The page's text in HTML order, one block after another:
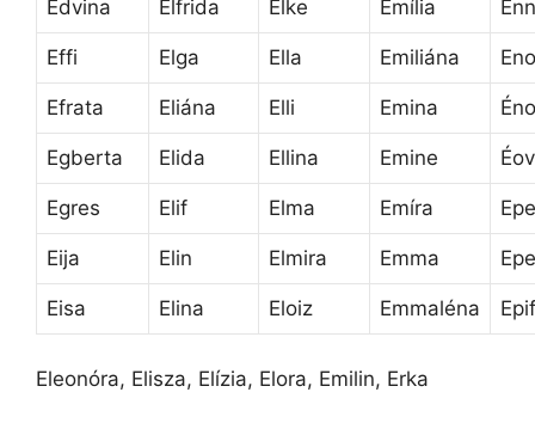
Edvina Elfrida Elke Emília
Effi Elga Ella Emiliána
Efrata Eliána Elli Emina
Egberta Elida Ellina Emine
Egres Elif Elma Emíra
Eija Elin Elmira Emma
Eisa Elina Eloiz Emmaléna
Eleonóra, Elisza, Elízia, Elora, Emilin, Erka